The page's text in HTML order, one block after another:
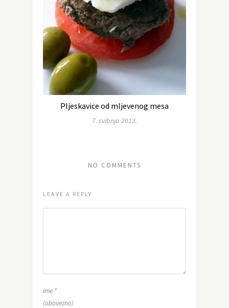
Pljeskavice od mljevenog mesa
7. svibnja 2013.
NO COMMENTS
LEAVE A REPLY
Ime *
(obavezno)